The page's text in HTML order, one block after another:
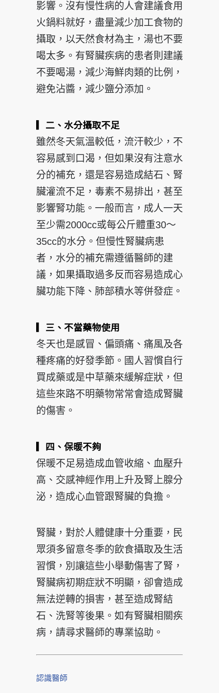
影響。沒有慢性病的人會建議食用
火鍋料就好，盡量減少加工食物的
攝取，以天然食材為主，湯也不要
喝太多。有腎臟疾病的患者則建議
不要喝湯，減少海鮮肉類的比例，
避免沾醬，減少鹽分添加。
▎二、水分攝取不足
雖然冬天氣溫較低，流汗較少，不
容易感到口渴，但如果沒有注意水
分的補充，還是容易造成結石、腎
臟灌流不足，毒素不易排出，甚至
影響腎功能。一般而言，成人一天
至少需2000cc或每公斤體重30～
35cc的水分。但慢性腎臟病患
者，水分的補充需遵循醫師的建
議，如果攝取過多反而容易造成心
臟功能下降、肺部積水等併發症。
▎三、不當藥物使用
冬天也是感冒、偏頭痛、痛風及各
種疼痛的好發季節。國人習慣自行
買成藥或是中草藥來緩解症狀，但
這些來路不明藥物常常會造成腎臟
的傷害。
▎四、保暖不夠
保暖不足易造成血管收縮、血壓升
高、交感神經作用上升及腎上腺分
泌，造成心血管跟腎臟的負擔。
腎臟，對於人體健康十分重要，民
眾須多留意冬季的飲食攝取及生活
習慣，別讓這些小舉動傷害了腎，
腎臟病初期症狀不明顯，卻會造成
無法逆轉的損害，甚至造成腎結
石、洗腎等後果。如有腎臟相關疾
病，請尋求醫師的專業協助。
認識醫師